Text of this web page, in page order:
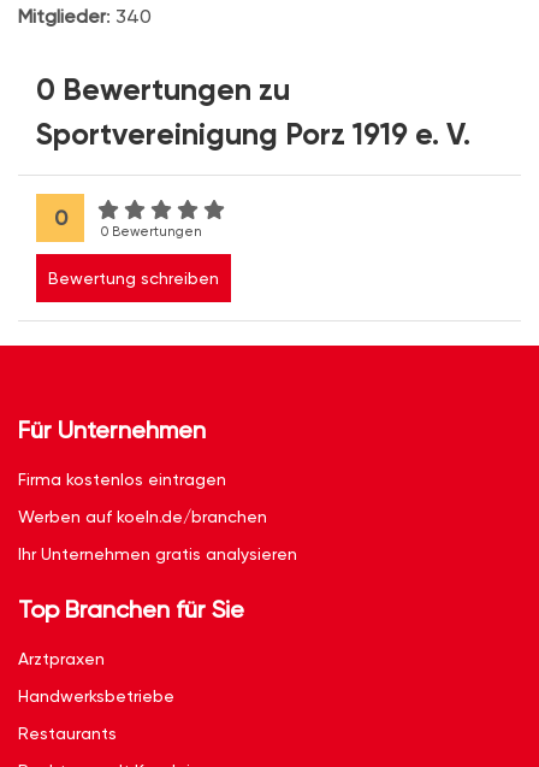
Mitglieder: 340
0 Bewertungen zu
Sportvereinigung Porz 1919 e. V.
0
0 Bewertungen
Bewertung schreiben
Für Unternehmen
Firma kostenlos eintragen
Werben auf koeln.de/branchen
Ihr Unternehmen gratis analysieren
Top Branchen für Sie
Arztpraxen
Handwerksbetriebe
Restaurants